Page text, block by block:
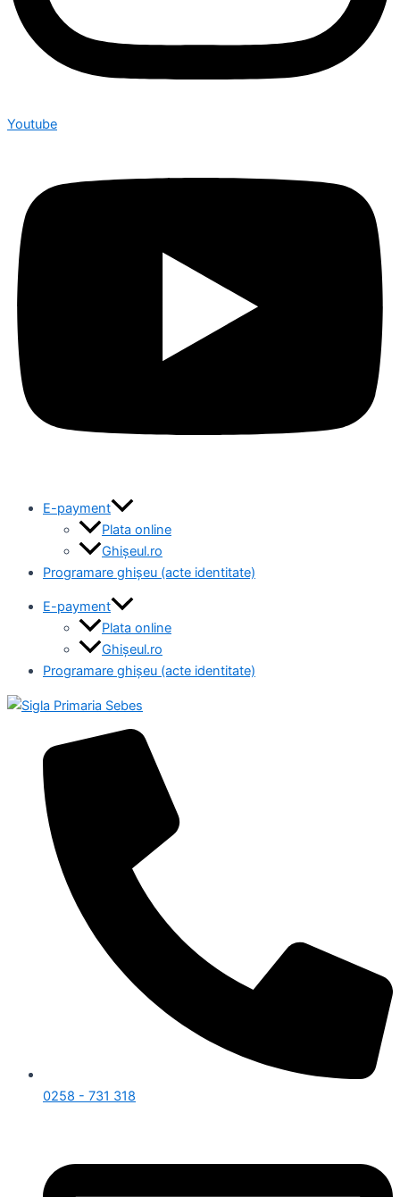
Youtube
E-payment
Plata online
Ghișeul.ro
Programare ghișeu (acte identitate)
E-payment
Plata online
Ghișeul.ro
Programare ghișeu (acte identitate)
0258 - 731 318